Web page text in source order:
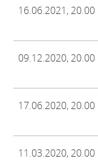
16.06.2021,
09.12.2020,
17.06.2020,
11.03.2020,